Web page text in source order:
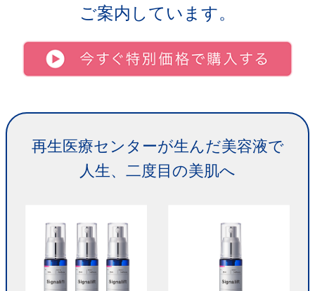
ご案内しています。
再生医療センターが生んだ美容液で
人生、二度目の美肌へ